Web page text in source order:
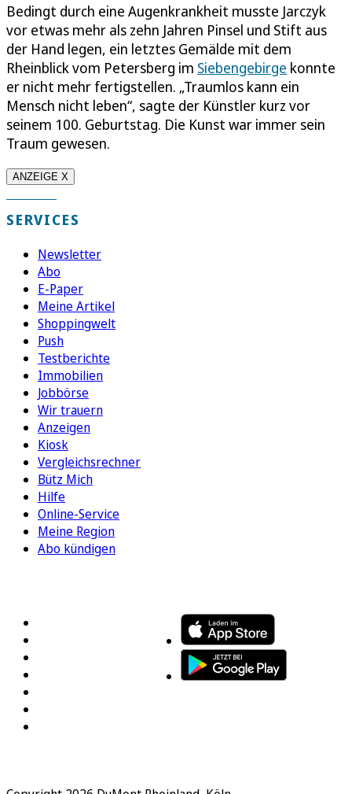
Bedingt durch eine Augenkrankheit musste Jarczyk
vor etwas mehr als zehn Jahren Pinsel und Stift aus
der Hand legen, ein letztes Gemälde mit dem
Rheinblick vom Petersberg im Siebengebirge konnte
er nicht mehr fertigstellen. „Traumlos kann ein
Mensch nicht leben“, sagte der Künstler kurz vor
seinem 100. Geburtstag. Die Kunst war immer sein
Traum gewesen.
ANZEIGE X
SERVICES
Newsletter
Abo
E-Paper
Meine Artikel
Shoppingwelt
Push
Testberichte
Immobilien
Jobbörse
Wir trauern
Anzeigen
Kiosk
Vergleichsrechner
Bütz Mich
Hilfe
Online-Service
Meine Region
Abo kündigen